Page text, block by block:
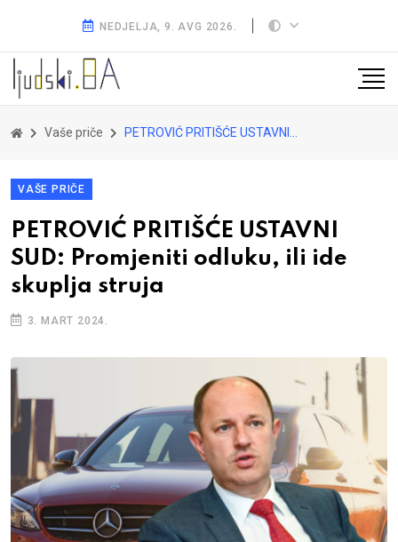
NEDJELJA, 9. AVG 2026.
Vaše priče PETROVIĆ PRITIŠĆE USTAVNI SUD: Promjeniti odluku, ili ide skuplja struja
VAŠE PRIČE
PETROVIĆ PRITIŠĆE USTAVNI
SUD: Promjeniti odluku, ili ide
skuplja struja
3. MART 2024.